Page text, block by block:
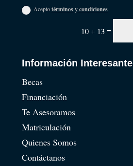
Aceptotérminos y condiciones
10 + 13 =
Información Interesante
Becas
Financiación
Te Asesoramos
Matriculación
Quienes Somos
Contáctanos